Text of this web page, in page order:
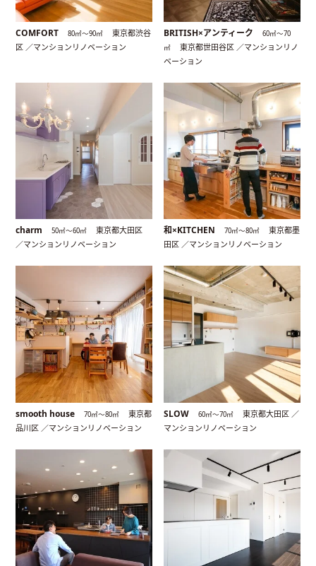
COMFORT 80㎡〜90㎡
東京都渋谷
区 ／マンションリノベーション
BRITISH×アンティーク
60㎡〜70
㎡
東京都世田谷区 ／マンションリノ
ベーション
charm 50㎡〜60㎡
東京都大田区
／マンションリノベーション
和×KITCHEN 70㎡〜80㎡
東京都墨
田区 ／マンションリノベーション
smooth house 70㎡〜80㎡
東京都
品川区 ／マンションリノベーション
SLOW 60㎡〜70㎡
東京都大田区 ／
マンションリノベーション